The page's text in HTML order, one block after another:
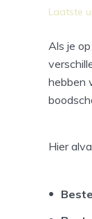
Laatste
Als je
hebben
Hier